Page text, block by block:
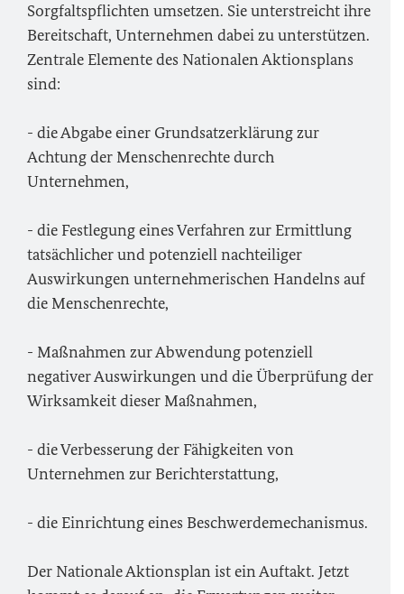
Sorgfaltspflichten umsetzen. Sie unterstreicht ihre
Bereitschaft, Unternehmen dabei zu unterstützen.
Zentrale Elemente des Nationalen Aktionsplans
sind:
- die Abgabe einer Grundsatzerklärung zur
Achtung der Menschenrechte durch
Unternehmen,
- die Festlegung eines Verfahren zur Ermittlung
tatsächlicher und potenziell nachteiliger
Auswirkungen unternehmerischen Handelns auf
die Menschenrechte,
- Maßnahmen zur Abwendung potenziell
negativer Auswirkungen und die Überprüfung der
Wirksamkeit dieser Maßnahmen,
- die Verbesserung der Fähigkeiten von
Unternehmen zur Berichterstattung,
- die Einrichtung eines Beschwerdemechanismus.
Der Nationale Aktionsplan ist ein Auftakt. Jetzt